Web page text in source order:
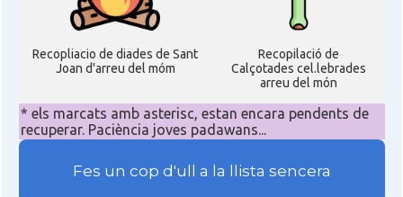
Recopliacio de diades de Sant
Joan d'arreu del móm
Recopilació de
Calçotades cel.lebrades
arreu del món
* els marcats amb asterisc, estan encara pendents de
recuperar. Paciència joves padawans...
Fes un cop d'ull a la llista sencera